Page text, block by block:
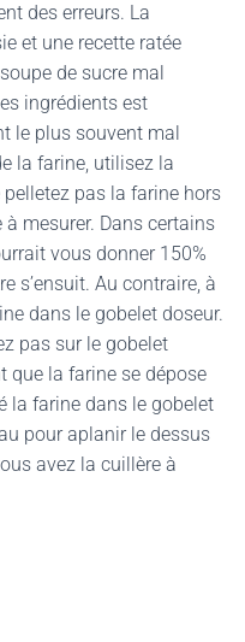
des erreurs. La
et une recette ratée
de sucre mal
ingrédients est
le plus souvent mal
la farine, utilisez la
pelletez pas la farine hors
mesurer. Dans certains
vous donner 150%
s’ensuit. Au contraire, à
dans le gobelet doseur.
pas sur le gobelet
que la farine se dépose
la farine dans le gobelet
pour aplanir le dessus
avez la cuillère à